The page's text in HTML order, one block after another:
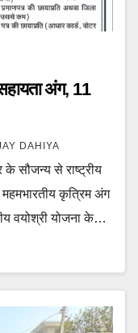
अंग, 11
DAHIYA
के सौजन्य से राष्ट्रीय
महमभारतीय कृत्रिम अंग
वयोश्री योजना के…